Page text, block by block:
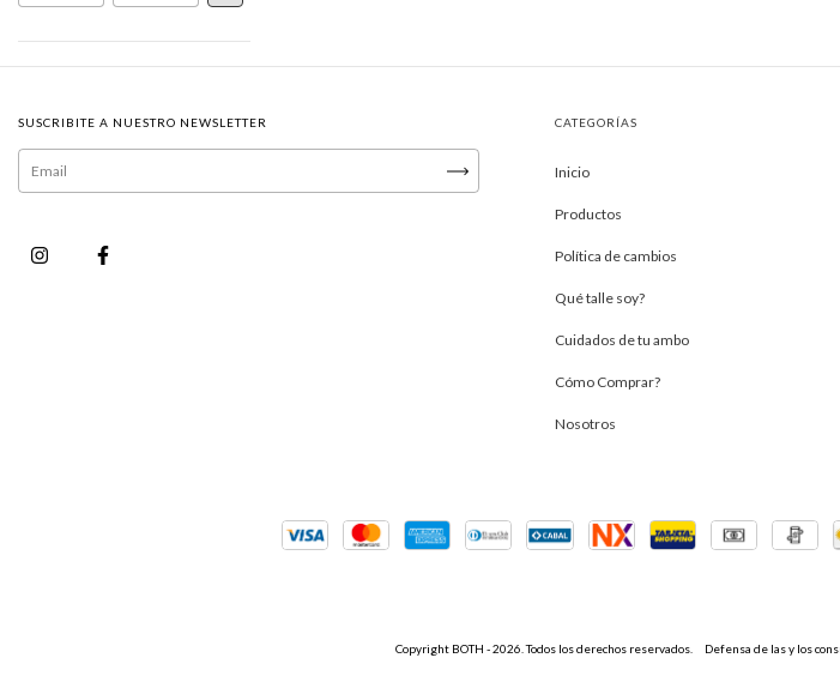
SUSCRIBITE A NUESTRO NEWSLETTER CATEGORÍAS
Inicio
Productos
Política de cambios
Qué talle soy?
Cuidados de tu ambo
Cómo Comprar?
Nosotros
Copyright BOTH - 2026. Todos los derechos reservados. Defensa de las y los